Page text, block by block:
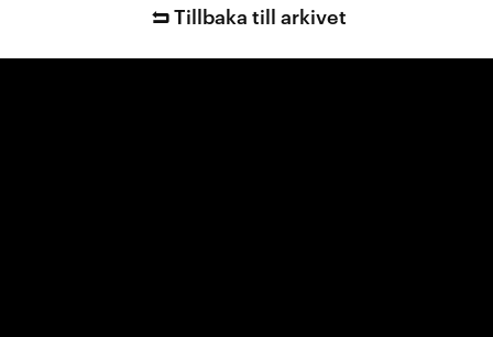
Tillbaka till arkivet